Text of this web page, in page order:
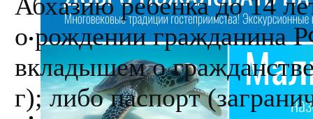
о рождении гражданина
вкладышем о
г); либо паспорт